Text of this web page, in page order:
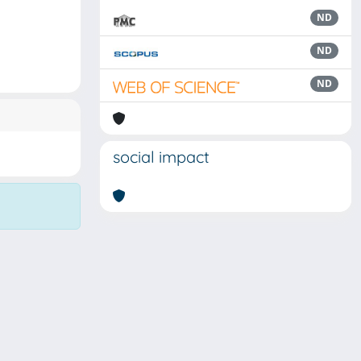
ND
ND
ND
social impact